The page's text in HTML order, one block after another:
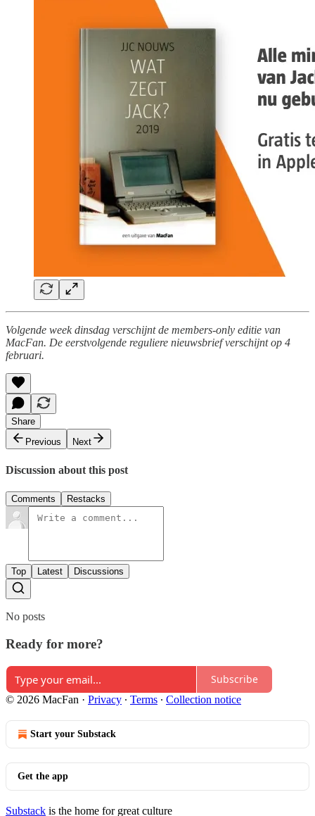
Volgende week dinsdag verschijnt de members-only editie van
MacFan. De eerstvolgende reguliere nieuwsbrief verschijnt op 4
februari.
Share
Previous
Next
Discussion about this post
Comments Restacks
Top Latest Discussions
No posts
Ready for more?
Subscribe
© 2026 MacFan · Privacy ∙ Terms ∙ Collection notice
Start your Substack
Get the app
Substack is the home for great culture